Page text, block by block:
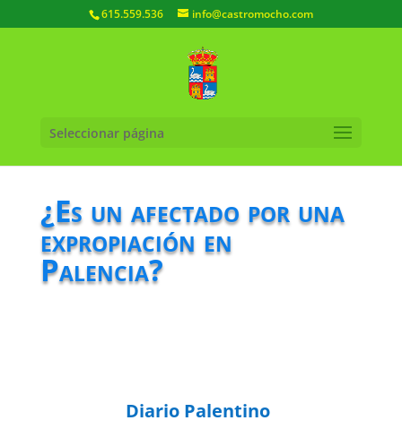
615.559.536 info@castromocho.com
Seleccionar página
¿Es un afectado por una
expropiación en
Palencia?
Diario Palentino